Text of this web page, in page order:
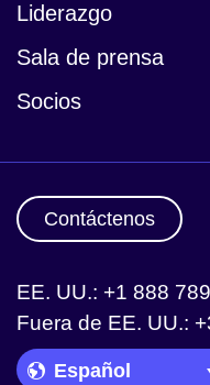
Liderazgo
Sala de prensa
Socios
Contáctenos
EE. UU.: +1 888
Fuera de EE. UU.:
Language Picker